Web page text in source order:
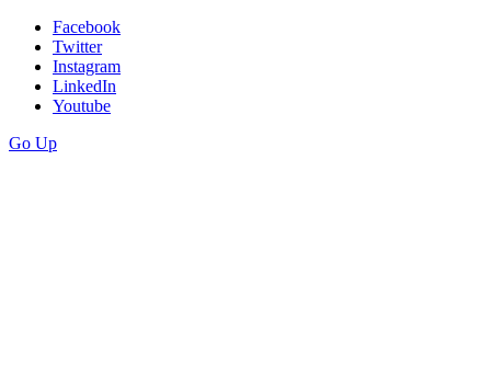
Facebook
Twitter
Instagram
LinkedIn
Youtube
Go Up